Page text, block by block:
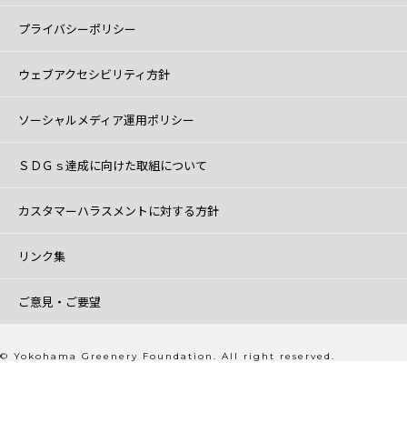
プライバシーポリシー
ウェブアクセシビリティ方針
ソーシャルメディア運用ポリシー
ＳＤＧｓ達成に向けた取組について
カスタマーハラスメントに対する方針
リンク集
ご意見・ご要望
© Yokohama Greenery Foundation. All right reserved.